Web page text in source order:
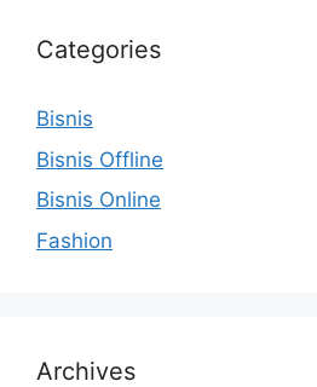
Categories
Bisnis
Bisnis Offline
Bisnis Online
Fashion
Archives